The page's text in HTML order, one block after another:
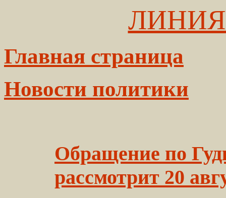
Главная страница
Новости политики
Обращение по
рассмотрит 20